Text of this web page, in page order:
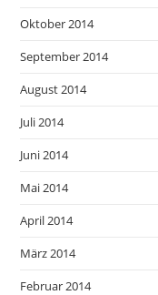
Oktober 2014
September 2014
August 2014
Juli 2014
Juni 2014
Mai 2014
April 2014
März 2014
Februar 2014